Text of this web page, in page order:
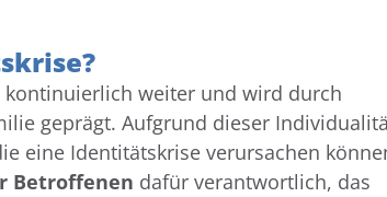
weiter und wird durch
geprägt. Aufgrund dieser
eine Identitätskrise verursachen
Betroffenen dafür verantwortlich, das